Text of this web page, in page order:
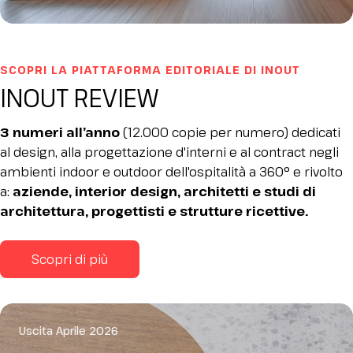
SCOPRI LA PIATTAFORMA EDITORIALE DI INOUT
INOUT REVIEW
3 numeri all’anno(12.000 copie per numero) dedicati
al design, alla progettazione d'interni e al contract negli
ambienti indoor e outdoor dell'ospitalità a 360° e rivolto
a: aziende, interior design, architetti e studi di
architettura, progettisti e strutture ricettive.
Scopri di più
Uscita Aprile 2026